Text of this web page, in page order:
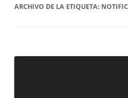
ARCHIVO DE LA ETIQUETA: